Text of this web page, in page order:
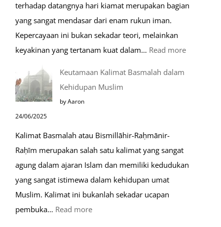
terhadap datangnya hari kiamat merupakan bagian
yang sangat mendasar dari enam rukun iman.
Kepercayaan ini bukan sekadar teori, melainkan
keyakinan yang tertanam kuat dalam… Read more:
Keutamaan Kalimat Basmalah dalam
Kehidupan Muslim
by Aaron
24/06/2025
Kalimat Basmalah atau Bismillāhir-Raḥmānir-
Raḥīm merupakan salah satu kalimat yang sangat
agung dalam ajaran Islam dan memiliki kedudukan
yang sangat istimewa dalam kehidupan umat
Muslim. Kalimat ini bukanlah sekadar ucapan
pembuka… Read more: